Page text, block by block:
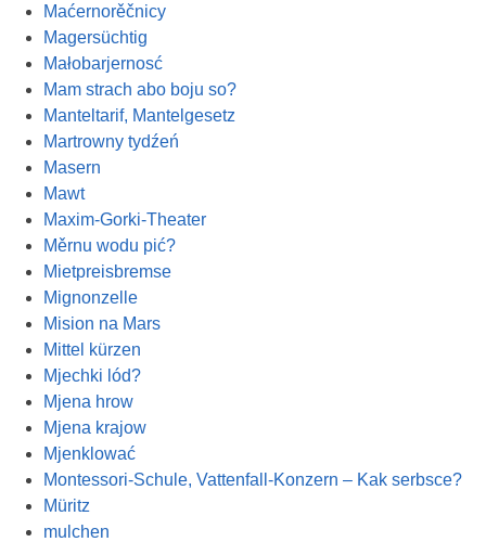
Maćernorěčnicy
Magersüchtig
Małobarjernosć
Mam strach abo boju so?
Manteltarif, Mantelgesetz
Martrowny tydźeń
Masern
Mawt
Maxim-Gorki-Theater
Měrnu wodu pić?
Mietpreisbremse
Mignonzelle
Mision na Mars
Mittel kürzen
Mjechki lód?
Mjena hrow
Mjena krajow
Mjenklować
Montessori-Schule, Vattenfall-Konzern – Kak serbsce?
Müritz
mulchen